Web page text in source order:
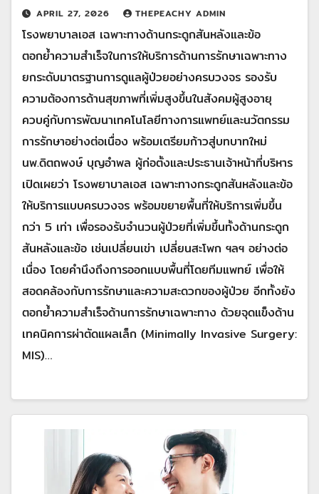
APRIL 27, 2026 THEPEACHY ADMIN
โรงพยาบาลเอส เฉพาะทางด้านกระดูกสันหลังและข้อ
ตอกย้ำความสำเร็จในการให้บริการด้านการรักษาเฉพาะทาง
ยกระดับมาตรฐานการดูแลผู้ป่วยอย่างครบวงจร รองรับ
ความต้องการด้านสุขภาพที่เพิ่มสูงขึ้นในสังคมผู้สูงอายุ
ควบคู่กับการพัฒนาเทคโนโลยีทางการแพทย์และนวัตกรรม
การรักษาอย่างต่อเนื่อง พร้อมเตรียมก้าวสู่บทบาทใหม่
นพ.ดิตถพงษ์ บุญอำพล ผู้ก่อตั้งและประธานเจ้าหน้าที่บริหาร
เปิดเผยว่า โรงพยาบาลเอส เฉพาะทางกระดูกสันหลังและข้อ
ให้บริการแบบครบวงจร พร้อมขยายพื้นที่ให้บริการเพิ่มขึ้น
กว่า 5 เท่า เพื่อรองรับจำนวนผู้ป่วยที่เพิ่มขึ้นทั้งด้านกระดูก
สันหลังและข้อ เช่นเปลี่ยนเข่า เปลี่ยนสะโพก ฯลฯ อย่างต่อ
เนื่อง โดยคำนึงถึงการออกแบบพื้นที่โดยทีมแพทย์ เพื่อให้
สอดคล้องกับการรักษาและความสะดวกของผู้ป่วย อีกทั้งยัง
ตอกย้ำความสำเร็จด้านการรักษาเฉพาะทาง ด้วยจุดแข็งด้าน
เทคนิคการผ่าตัดแผลเล็ก (Minimally Invasive Surgery:
MIS)…